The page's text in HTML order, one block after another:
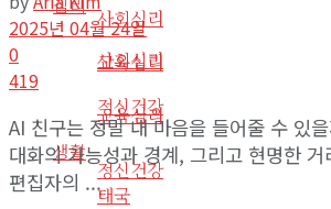
사회심리
교육심리
정신건강
사회심리
교육심리
정신건강
생활
태국
2025년 04월 24일
0
419
AI 친구는 정말 내 마음을 들어줄 수 있
대화의 가능성과 경계, 그리고 현명한
편집자의 ...